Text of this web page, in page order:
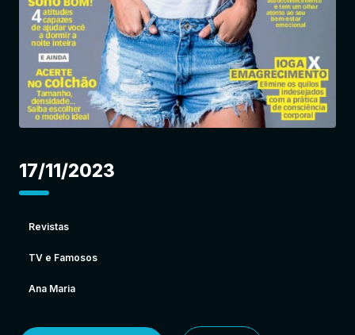
17/11/2023
Revistas
TV e Famosos
Ana Maria